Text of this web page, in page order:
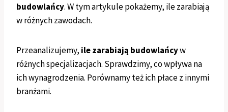
budowlańcy. W tym artykule pokażemy, ile zarabiają
w różnych zawodach.
Przeanalizujemy, ile zarabiają budowlańcyw
różnych specjalizacjach. Sprawdzimy, co wpływa na
ich wynagrodzenia. Porównamy też ich płace z innymi
branżami.